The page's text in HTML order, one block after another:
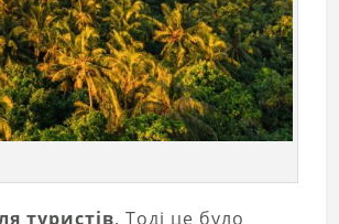
туристів. Тоді це було